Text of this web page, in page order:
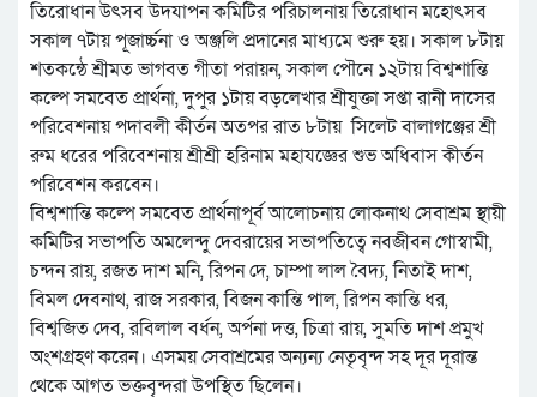
তিরোধান উৎসব উদযাপন কমিটির পরিচালনায় তিরোধান মহোৎসব
সকাল ৭টায় পূজার্চ্চনা ও অঞ্জলি প্রদানের মাধ্যমে শুরু হয়। সকাল ৮টায়
শতকন্ঠে শ্রীমত ভাগবত গীতা পরায়ন, সকাল পৌনে ১২টায় বিশ্বশান্তি
কল্পে সমবেত প্রার্থনা, দুপুর ১টায় বড়লেখার শ্রীযুক্তা সপ্তা রানী দাসের
পরিবেশনায় পদাবলী কীর্তন অতপর রাত ৮টায় সিলেট বালাগঞ্জের শ্রী
রুম ধরের পরিবেশনায় শ্রীশ্রী হরিনাম মহাযজ্ঞের শুভ অধিবাস কীর্তন
পরিবেশন করবেন।
বিশ্বশান্তি কল্পে সমবেত প্রার্থনাপূর্ব আলোচনায় লোকনাথ সেবাশ্রম স্থায়ী
কমিটির সভাপতি অমলেন্দু দেবরায়ের সভাপতিত্বে নবজীবন গোস্বামী,
চন্দন রায়, রজত দাশ মনি, রিপন দে, চাম্পা লাল বৈদ্য, নিতাই দাশ,
বিমল দেবনাথ, রাজ সরকার, বিজন কান্তি পাল, রিপন কান্তি ধর,
বিশ্বজিত দেব, রবিলাল বর্ধন, অর্পনা দত্ত, চিত্রা রায়, সুমতি দাশ প্রমুখ
অংশগ্রহণ করেন। এসময় সেবাশ্রমের অন্যন্য নেতৃবৃন্দ সহ দূর দূরান্ত
থেকে আগত ভক্তবৃন্দরা উপস্থিত ছিলেন।